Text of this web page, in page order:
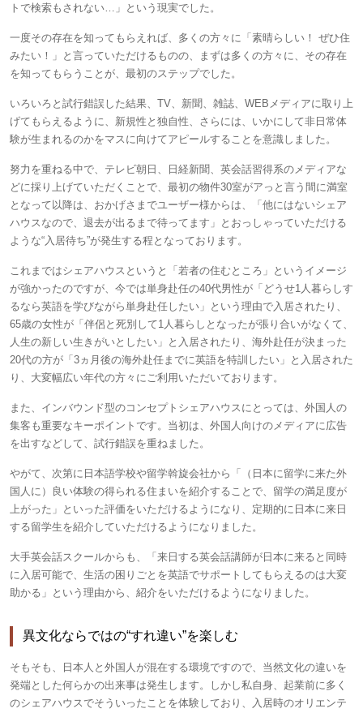
トで検索もされない…」という現実でした。
一度その存在を知ってもらえれば、多くの方々に「素晴らしい！ ぜひ住
みたい！」と言っていただけるものの、まずは多くの方々に、その存在
を知ってもらうことが、最初のステップでした。
いろいろと試行錯誤した結果、TV、新聞、雑誌、WEBメディアに取り上
げてもらえるように、新規性と独自性、さらには、いかにして非日常体
験が生まれるのかをマスに向けてアピールすることを意識しました。
努力を重ねる中で、テレビ朝日、日経新聞、英会話習得系のメディアな
どに採り上げていただくことで、最初の物件30室がアっと言う間に満室
となって以降は、おかげさまでユーザー様からは、「他にはないシェア
ハウスなので、退去が出るまで待ってます」とおっしゃっていただける
ような“入居待ち”が発生する程となっております。
これまではシェアハウスというと「若者の住むところ」というイメージ
が強かったのですが、今では単身赴任の40代男性が「どうせ1人暮らしす
るなら英語を学びながら単身赴任したい」という理由で入居されたり、
65歳の女性が「伴侶と死別して1人暮らしとなったが張り合いがなくて、
人生の新しい生きがいとしたい」と入居されたり、海外赴任が決まった
20代の方が「3ヵ月後の海外赴任までに英語を特訓したい」と入居された
り、大変幅広い年代の方々にご利用いただいております。
また、インバウンド型のコンセプトシェアハウスにとっては、外国人の
集客も重要なキーポイントです。当初は、外国人向けのメディアに広告
を出すなどして、試行錯誤を重ねました。
やがて、次第に日本語学校や留学斡旋会社から「（日本に留学に来た外
国人に）良い体験の得られる住まいを紹介することで、留学の満足度が
上がった」といった評価をいただけるようになり、定期的に日本に来日
する留学生を紹介していただけるようになりました。
大手英会話スクールからも、「来日する英会話講師が日本に来ると同時
に入居可能で、生活の困りごとを英語でサポートしてもらえるのは大変
助かる」という理由から、紹介をいただけるようになりました。
異文化ならではの“すれ違い”を楽しむ
そもそも、日本人と外国人が混在する環境ですので、当然文化の違いを
発端とした何らかの出来事は発生します。しかし私自身、起業前に多く
のシェアハウスでそういったことを体験しており、入居時のオリエンテ